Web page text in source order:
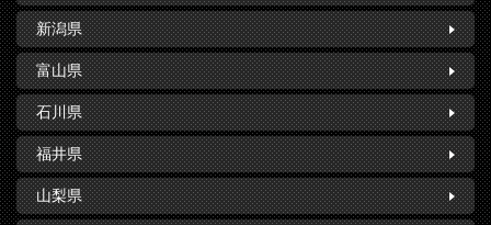
新潟県
富山県
石川県
福井県
山梨県